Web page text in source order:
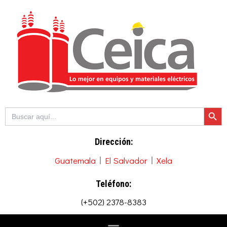
contenido
Buscar: Botón de
Dirección:
Guatemala El Salvador Xela
Teléfono:
(+502) 2378-8383